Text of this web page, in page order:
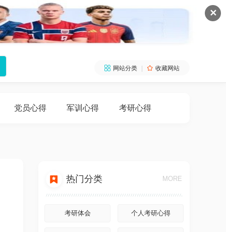
✕
 网站分类  收藏网站
党员心得 军训心得 考研心得
 热门分类 MORE
考研体会 个人考研心得